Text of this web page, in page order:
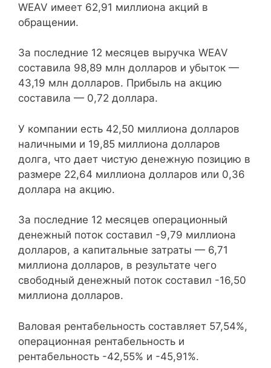
WEAV имеет 62,91 миллиона акций в
обращении.
За последние 12 месяцев выручка WEAV
составила 98,89 млн долларов и убыток —
43,19 млн долларов. Прибыль на акцию
составила — 0,72 доллара.
У компании есть 42,50 миллиона долларов
наличными и 19,85 миллиона долларов
долга, что дает чистую денежную позицию в
размере 22,64 миллиона долларов или 0,36
доллара на акцию.
За последние 12 месяцев операционный
денежный поток составил -9,79 миллиона
долларов, а капитальные затраты — 6,71
миллиона долларов, в результате чего
свободный денежный поток составил -16,50
миллиона долларов.
Валовая рентабельность составляет 57,54%,
операционная рентабельность и
рентабельность -42,55% и -45,91%.